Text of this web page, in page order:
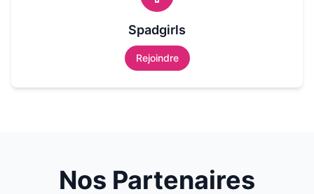
Spadgirls
Rejoindre
Nos Partenaires